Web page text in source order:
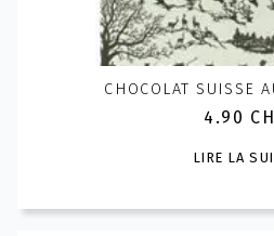
CHOCOLAT SUISSE
4.90
LIRE LA